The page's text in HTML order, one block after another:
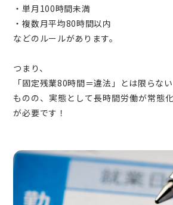
・単月100時間未満
・複数月平均80時間以内
などのルールがあります。
つまり、
「固定残業80時間＝違法」とは限らない
ものの、実態として長時間労働が常態
が必要です！